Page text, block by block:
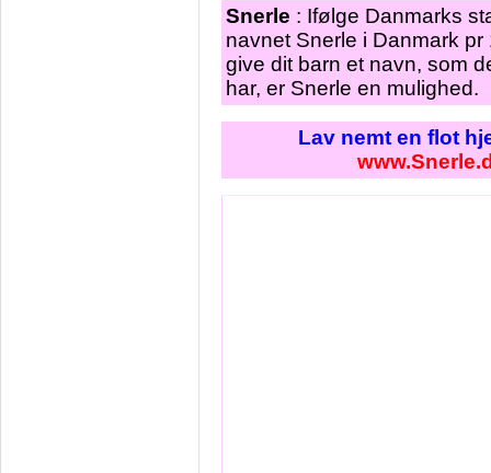
Snerle : Ifølge Danmarks
navnet Snerle i Danmark
give dit barn et navn, som
har, er Snerle en mulighed.
Lav nemt en flot